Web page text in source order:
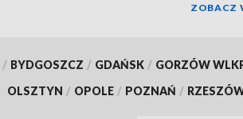
ZOBACZ
/ BYDGOSZCZ / GDAŃSK / GORZÓW
OLSZTYN / OPOLE / POZNAŃ /